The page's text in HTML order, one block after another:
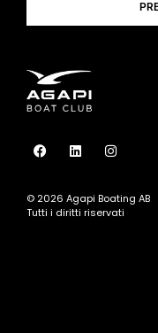
© 2026 Agapi Boating AB
Tutti i diritti riservati